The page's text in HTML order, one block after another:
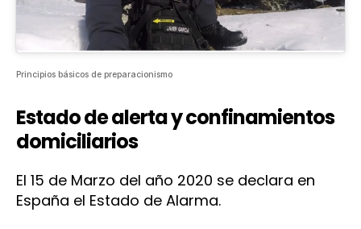
Principios básicos de preparacionismo
Estado de alerta y confinamientos
domiciliarios
El 15 de Marzo del año 2020 se declara en
España el Estado de Alarma.